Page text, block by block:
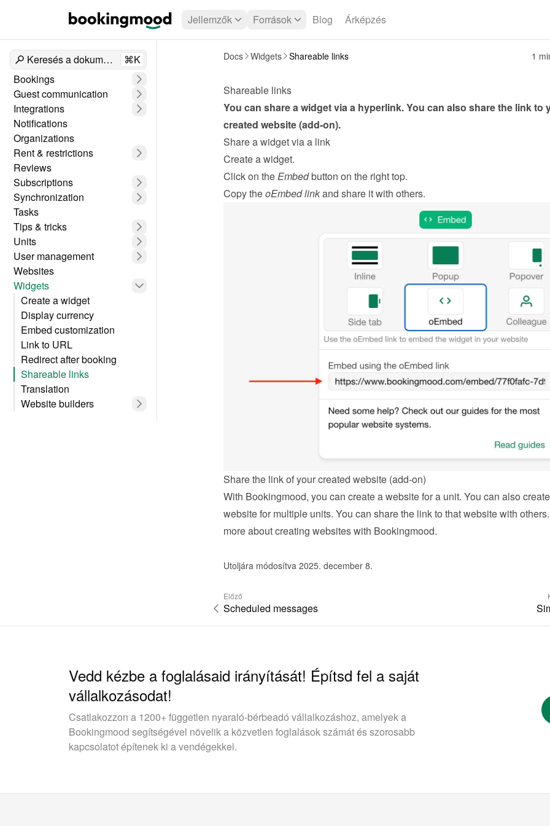
Jellemzők Források Blog Árképzés
Keresés a dokumentumokban
⌘K
Bookings
Guest communication
Integrations
Notifications
Organizations
Rent & restrictions
Reviews
Subscriptions
Synchronization
Tasks
Tips & tricks
Units
User management
Websites
Widgets
Create a widget
Display currency
Embed customization
Link to URL
Redirect after booking
Shareable links
Translation
Website builders
Docs Widgets Shareable links 1
Shareable links
You can share a widget via a hyperlink. You can also share the link to
created website (add-on).
Share a widget via a link
Create a widget.
Click on the Embed button on the right top.
Copy the oEmbed link and share it with others.
Share the link of your created website (add-on)
With Bookingmood, you can create a website for a unit. You can also
website for multiple units. You can share the link to that website with
more about creating websites with Bookingmood.
Utoljára módosítva 2025. december 8.
Előző
Scheduled messages
Vedd kézbe a foglalásaid irányítását! Építsd fel a saját
vállalkozásodat!
Csatlakozzon a 1200+ független nyaraló-bérbeadó vállalkozáshoz, amelyek a
Bookingmood segítségével növelik a közvetlen foglalások számát és szorosabb
kapcsolatot építenek ki a vendégekkel.